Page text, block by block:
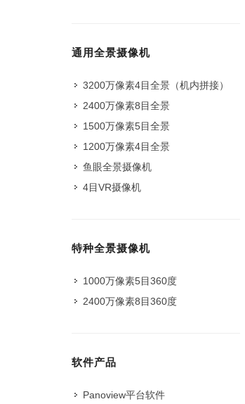
通用全景摄像机
3200万像素4目全景（机内拼接）
2400万像素8目全景
1500万像素5目全景
1200万像素4目全景
鱼眼全景摄像机
4目VR摄像机
特种全景摄像机
1000万像素5目360度
2400万像素8目360度
软件产品
Panoview平台软件